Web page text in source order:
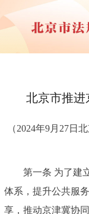
北京市推进
（2024年9月27日
第一条 为了建立
体系，提升公共服
享，推动京津冀协